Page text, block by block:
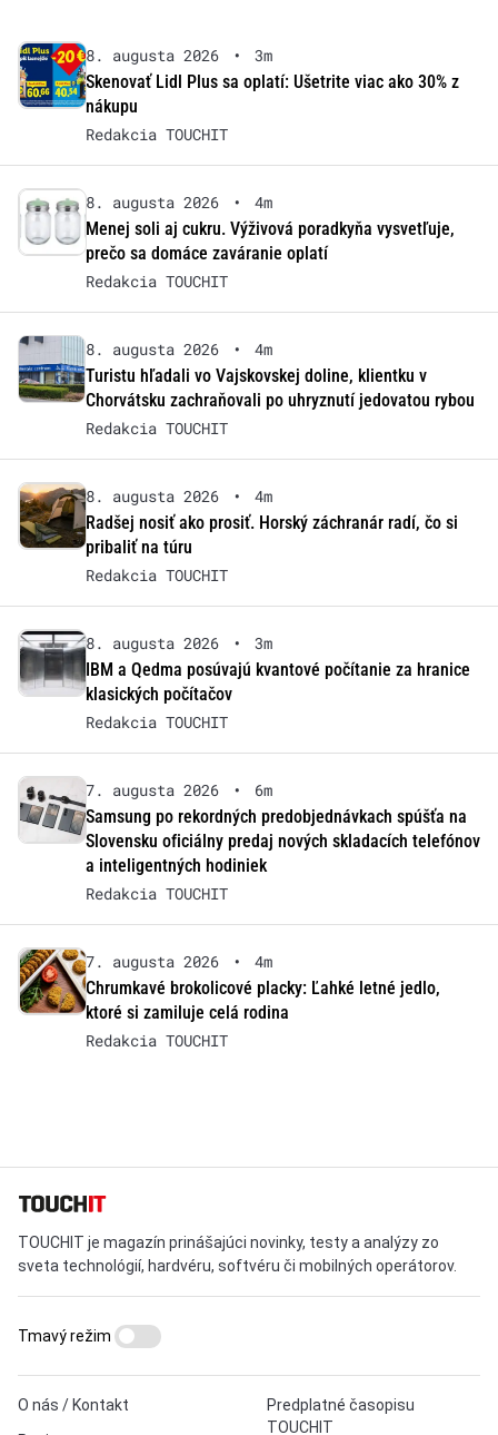
8. augusta 2026 •
3m
Skenovať Lidl Plus sa oplatí: Ušetrite viac ako 30% z
nákupu
Redakcia TOUCHIT
8. augusta 2026 •
4m
Menej soli aj cukru. Výživová poradkyňa vysvetľuje,
prečo sa domáce zaváranie oplatí
Redakcia TOUCHIT
8. augusta 2026 •
4m
Turistu hľadali vo Vajskovskej doline, klientku v
Chorvátsku zachraňovali po uhryznutí jedovatou rybou
Redakcia TOUCHIT
8. augusta 2026 •
4m
Radšej nosiť ako prosiť. Horský záchranár radí, čo si
pribaliť na túru
Redakcia TOUCHIT
8. augusta 2026 •
3m
IBM a Qedma posúvajú kvantové počítanie za hranice
klasických počítačov
Redakcia TOUCHIT
7. augusta 2026 •
6m
Samsung po rekordných predobjednávkach spúšťa na
Slovensku oficiálny predaj nových skladacích telefónov
a inteligentných hodiniek
Redakcia TOUCHIT
7. augusta 2026 •
4m
Chrumkavé brokolicové placky: Ľahké letné jedlo,
ktoré si zamiluje celá rodina
Redakcia TOUCHIT
TOUCHIT je magazín prinášajúci novinky, testy a analýzy zo
sveta technológií, hardvéru, softvéru či mobilných operátorov.
O nás / Kontakt
Predplatné časopisu
TOUCHIT
Tmavý režim